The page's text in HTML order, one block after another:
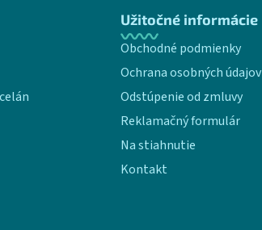
Užitočné informácie
Obchodné podmienky
Ochrana osobných údajov
Odstúpenie od zmluvy
Reklamačný formulár
Na stiahnutie
Kontakt